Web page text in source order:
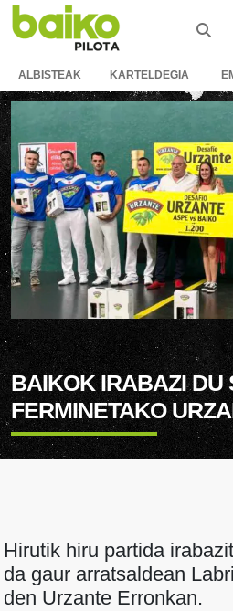
ALBISTEAK KARTELDEGIA
BAIKOK IRABAZI DU
FERMINETAKO
Hirutik hiru partida
da gaur arratsaldean
den Urzante Erronkan.